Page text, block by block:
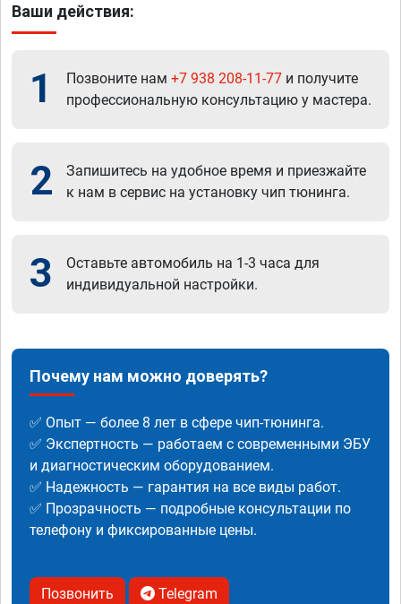
Ваши действия:
1 Позвоните нам +7 938 208-11-77 и получите
профессиональную консультацию у мастера.
2
Запишитесь на удобное время и приезжайте
к нам в сервис на установку чип тюнинга.
3
Оставьте автомобиль на 1-3 часа для
индивидуальной настройки.
Почему нам можно доверять?
✅ Опыт — более 8 лет в сфере чип-тюнинга.
✅ Экспертность — работаем с современными ЭБУ
и диагностическим оборудованием.
✅ Надежность — гарантия на все виды работ.
✅ Прозрачность — подробные консультации по
телефону и фиксированные цены.
Позвонить Telegram